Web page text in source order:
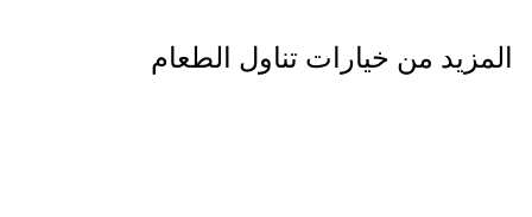
المزيد من خيارات تناول الطعام